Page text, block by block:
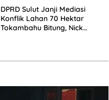
DPRD Sulut Janji Mediasi
Konflik Lahan 70 Hektar
Tokambahu Bitung, Nick